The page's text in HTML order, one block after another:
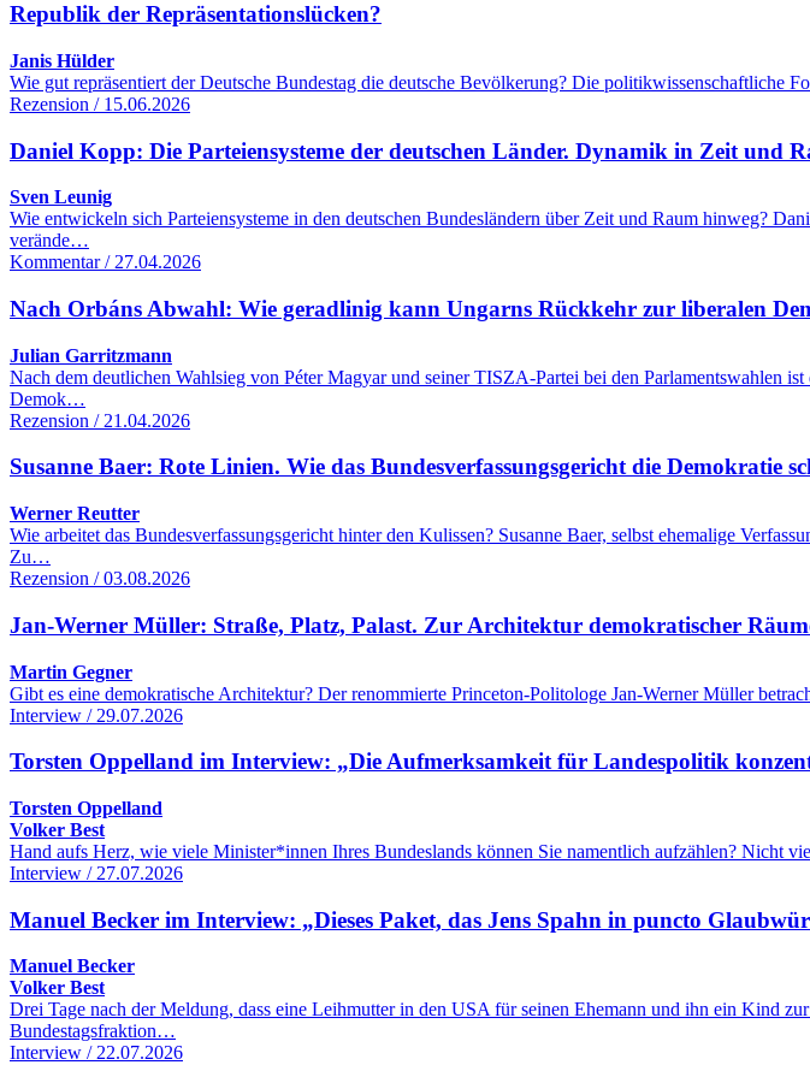
Republik der Repräsentationslücken?
Janis Hülder
Wie gut repräsentiert der Deutsche Bundestag die deutsche Bevölkerung? Die politikwissenschaftliche
Rezension / 15.06.2026
Daniel Kopp: Die Parteiensysteme der deutschen Länder. Dynamik in Zeit und
Sven Leunig
Wie entwickeln sich Parteiensysteme in den deutschen Bundesländern über Zeit und Raum hinweg?
verände…
Kommentar / 27.04.2026
Nach Orbáns Abwahl: Wie geradlinig kann Ungarns Rückkehr zur liberalen
Julian Garritzmann
Nach dem deutlichen Wahlsieg von Péter Magyar und seiner TISZA-Partei bei den Parlamentswahlen
Demok…
Rezension / 21.04.2026
Susanne Baer: Rote Linien. Wie das Bundesverfassungsgericht die Demokratie
Werner Reutter
Wie arbeitet das Bundesverfassungsgericht hinter den Kulissen? Susanne Baer, selbst ehemalige
Zu…
Rezension / 03.08.2026
Jan-Werner Müller: Straße, Platz, Palast. Zur Architektur demokratischer
Martin Gegner
Gibt es eine demokratische Architektur? Der renommierte Princeton-Politologe Jan-Werner Müller
Interview / 29.07.2026
Torsten Oppelland im Interview: „Die Aufmerksamkeit für Landespolitik
Torsten Oppelland
Volker Best
Hand aufs Herz, wie viele Minister*innen Ihres Bundeslands können Sie namentlich aufzählen? Nicht
Interview / 27.07.2026
Manuel Becker im Interview: „Dieses Paket, das Jens Spahn in puncto
Manuel Becker
Volker Best
Drei Tage nach der Meldung, dass eine Leihmutter in den USA für seinen Ehemann und ihn ein Kind
Bundestagsfraktion…
Interview / 22.07.2026